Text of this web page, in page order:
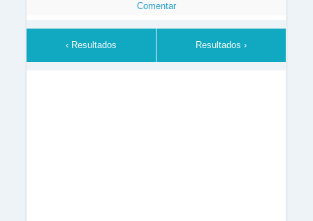
Comentar
‹ Resultados Resultados ›